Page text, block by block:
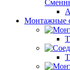
Монтажные